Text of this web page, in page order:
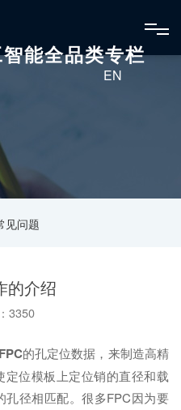
能全品类专栏
EN
见问题
的介绍
3350
FPC的孔定位数据，来制造高精
位模板上定位销的直径和载
径相匹配。很多FPC因为要